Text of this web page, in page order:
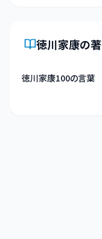
徳川家康の
徳川家康100の言葉